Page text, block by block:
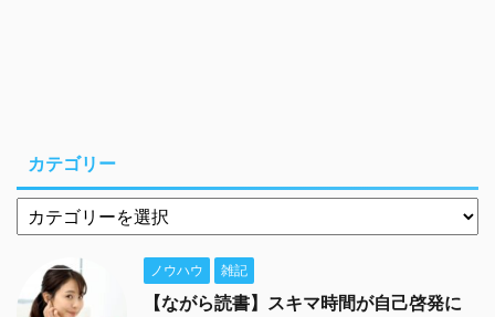
カテゴリー
ノウハウ 雑記
【ながら読書】スキマ時間が自己啓発に